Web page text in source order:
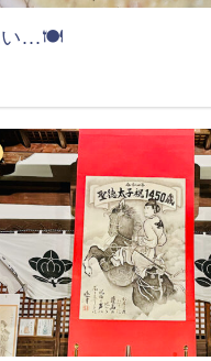
い...🍽